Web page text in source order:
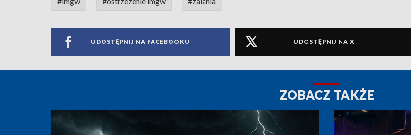
UDOSTĘPNIJ NA FACEBOOKU UDOSTĘPNIJ NA X
ZOBACZ TAKŻE